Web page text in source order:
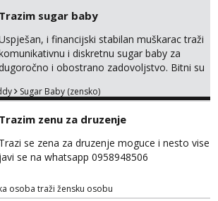
Trazim sugar baby
i financijski stabilan muškarac traži
i diskretnu sugar baby za
i obostrano zadovoljstvo. Bitni su
bez komplikacija. Nagrada
želiš – javi se privatno s kratkim opisom i
fotografijom.
Sugar Baby (zensko)
Trazim zenu za druzenje
Trazi se zena za druzenje moguce i nesto vise
javi se na whatsapp 0958948506
osoba traži žensku osobu